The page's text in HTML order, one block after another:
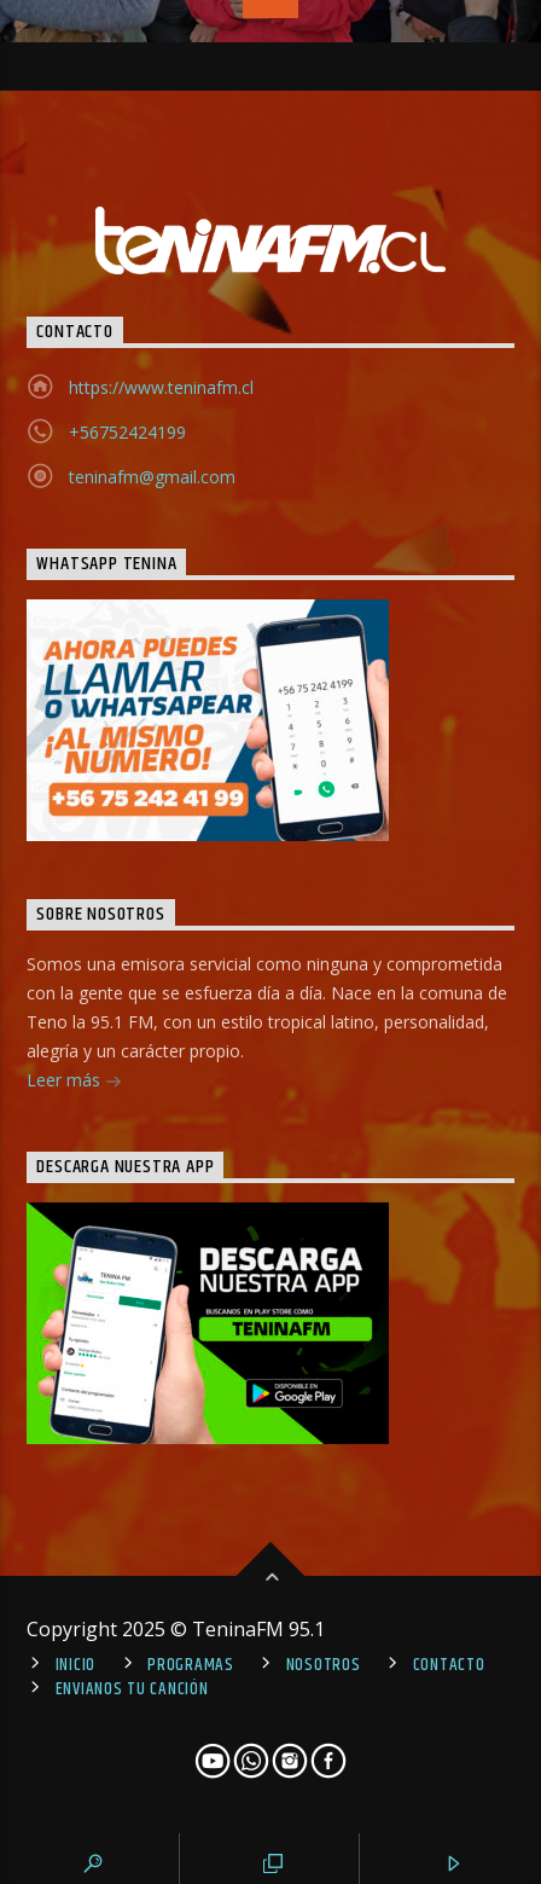
CONTACTO
https://www.teninafm.cl
+56752424199
teninafm@gmail.com
WHATSAPP TENINA
SOBRE NOSOTROS
Somos una emisora servicial como ninguna y comprometida
con la gente que se esfuerza día a día. Nace en la comuna de
Teno la 95.1 FM, con un estilo tropical latino, personalidad,
alegría y un carácter propio.
Leer más
DESCARGA NUESTRA APP
Copyright 2025 © TeninaFM 95.1
INICIO
PROGRAMAS NOSOTROS
CONTACTO
ENVIANOS TU CANCIÓN